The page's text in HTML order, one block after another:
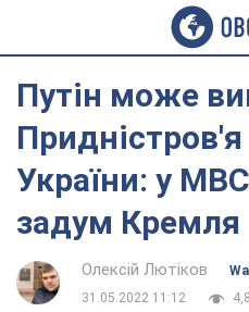
Путін може
України: у
задум Кремля
Олексій Лютіков
31.05.2022 11:12